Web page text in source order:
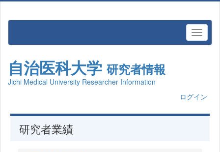
自治医科大学 研究者情報
Jichi Medical University Researcher Information
ログイン
研究者業績